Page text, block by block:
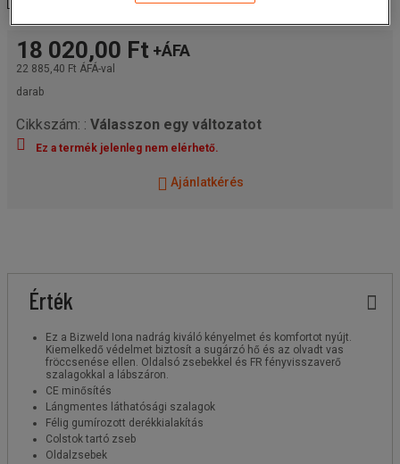
18 020,00 Ft +ÁFA
22 885,40 Ft ÁFÁ-val
darab
Cikkszám: : Válasszon egy változatot
Ez a termék jelenleg nem elérhető.
Ajánlatkérés
Érték
Ez a Bizweld Iona nadrág kiváló kényelmet és komfortot nyújt.
Kiemelkedő védelmet biztosít a sugárzó hő és az olvadt vas
fröccsenése ellen. Oldalsó zsebekkel és FR fényvisszaverő
szalagokkal a lábszáron.
CE minősítés
Lángmentes láthatósági szalagok
Félig gumírozott derékkialakítás
Colstok tartó zseb
Oldalzsebek